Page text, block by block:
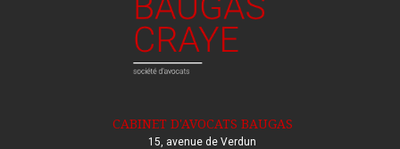
CABINET D'AVOCATS BAUGAS
15, avenue de Verdun